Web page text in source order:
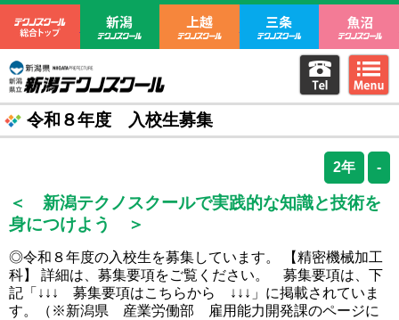
テクノスクール総合トップ
新潟テクノスクール上越テクノスクール
三条テクノ
新潟県立新潟テクノスクール 電話を
令和８年度 入校生募集
2年 -
＜ 新潟テクノスクールで実践的な知識と技術を
身につけよう ＞
◎令和８年度の入校生を募集しています。 【精密機械加工
科】 詳細は、募集要項をご覧ください。 募集要項は、下
記「↓↓↓ 募集要項はこちらから ↓↓↓」に掲載されていま
す。（※新潟県 産業労働部 雇用能力開発課のページに